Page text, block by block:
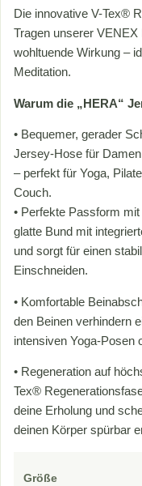
Die innovative V-Tex®
Tragen unserer
wohltuende Wirkung –
Meditation.
Warum die „HERA“
• Bequemer, gerader
Jersey-Hose für
– perfekt für Yoga,
Couch.
• Perfekte Passform
glatte Bund mit
und sorgt für einen
Einschneiden.
• Komfortable
den Beinen verhindern
intensiven Yoga-Posen
• Regeneration auf
Tex®
deine Erholung und
deinen Körper spürbar
Größe